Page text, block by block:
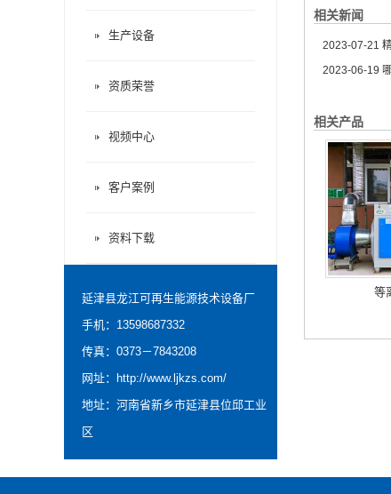
相关新闻
2023-07-21
2023-06-19
相关产品
等
生产设备
资质荣誉
视频中心
客户案例
资料下载
延津县龙江可再生能源技术设备厂
手机：13598687332
传真：0373－7843208
网址：
http://www.ljkzs.com/
地址：河南省新乡市延津县位邱工业
区